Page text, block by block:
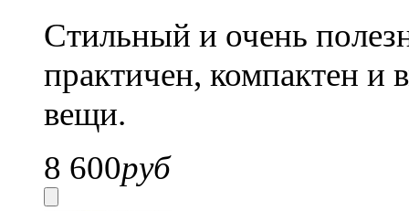
Стильный и очень
практичен, компактен и
вещи.
8 600руб